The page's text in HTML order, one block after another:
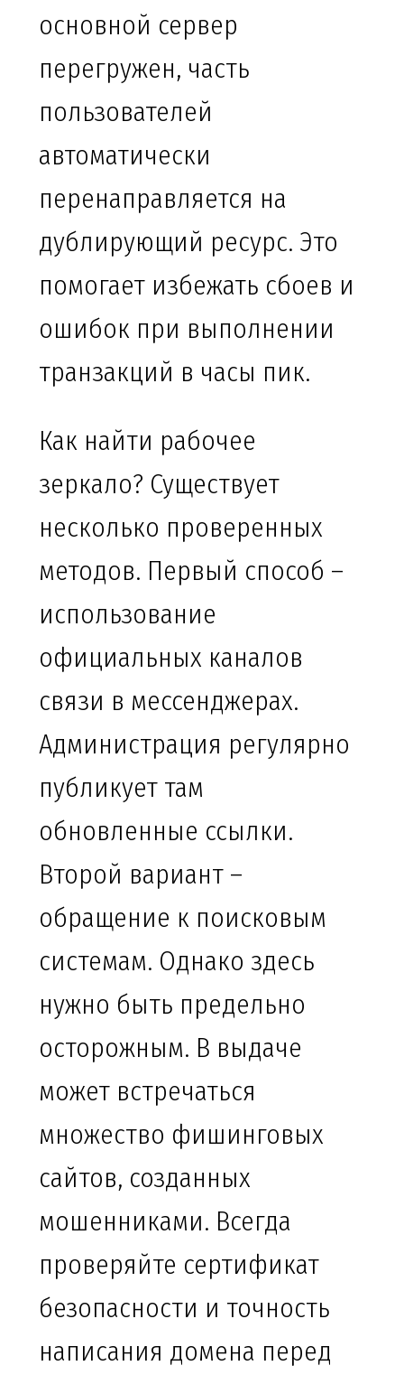
основной сервер
перегружен, часть
пользователей
автоматически
перенаправляется на
дублирующий ресурс. Это
помогает избежать сбоев и
ошибок при выполнении
транзакций в часы пик.
Как найти рабочее
зеркало? Существует
несколько проверенных
методов. Первый способ –
использование
официальных каналов
связи в мессенджерах.
Администрация регулярно
публикует там
обновленные ссылки.
Второй вариант –
обращение к поисковым
системам. Однако здесь
нужно быть предельно
осторожным. В выдаче
может встречаться
множество фишинговых
сайтов, созданных
мошенниками. Всегда
проверяйте сертификат
безопасности и точность
написания домена перед